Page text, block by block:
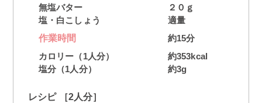
無塩バター
２０ｇ
塩・白こしょう
適量
作業時間
約15分
カロリー（1人分）
約353kcal
塩分（1人分）
約3g
レシピ ［2人分］